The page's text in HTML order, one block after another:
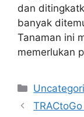
dan
banyak
Tanaman ini
memerlukan
Kategori